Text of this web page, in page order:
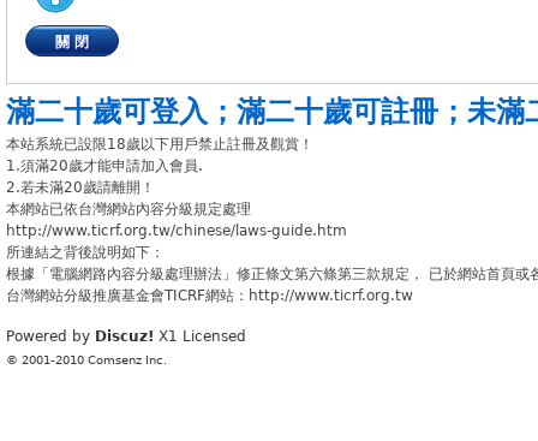
關閉
滿二十歲可登入 ； 滿二十歲可註冊 ； 未滿
本站系統已設限18歲以下用戶禁止註冊及觀賞！
1.須滿20歲才能申請加入會員.
2.若未滿20歲請離開！
本網站已依台灣網站內容分級規定處理
http://www.ticrf.org.tw/chinese/laws-guide.htm
所連結之背後說明如下：
根據「電腦網路內容分級處理辦法」修正條文第六條第三款規定， 已於網站首頁
台灣網站分級推廣基金會TICRF網站：http://www.ticrf.org.tw
Powered by Discuz! X1 Licensed
© 2001-2010 Comsenz Inc.